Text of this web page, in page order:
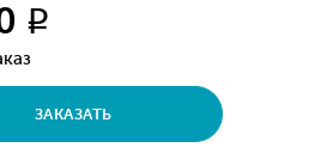
q
ЗАКАЗАТЬ